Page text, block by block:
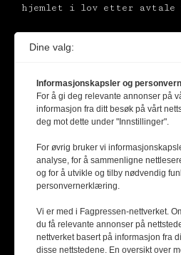
hjemlet i lov etter avtale
Dine valg:
Informasjonskapsler og personvern
For å gi deg relevante annonser på
informasjon fra ditt besøk på vårt
deg mot dette under "Innstillinger".
For øvrig bruker vi
analyse, for å sammenligne
og for å utvikle og tilby nødvendig
personvernerklæring.
Vi er med i Fagpressen-nettverket.
du få relevante annonser på
nettverket basert på informasjon fra
disse nettstedene. En oversikt over